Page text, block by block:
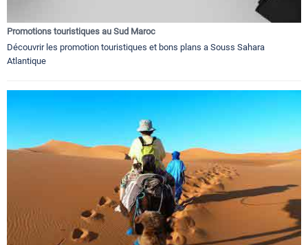
Promotions touristiques au Sud Maroc
Découvrir les promotion touristiques et bons plans a Souss Sahara
Atlantique